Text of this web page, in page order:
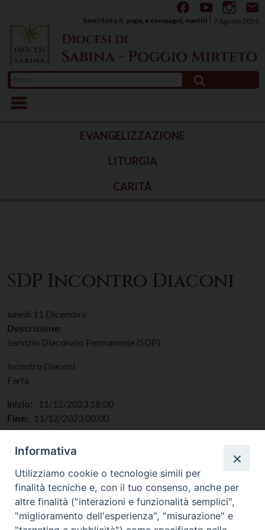
content
7 Agosto 2026
Santi Sisto II, papa, e compagni, martiri
per:
EVANGELIZZAZIONE
LITURGIA
CARITÀ
SDP Incontro Diaconi
lunedì 11 Dicembre
Descrizione:
Servizio Diaconato Permanente (SDP)
Incontro Diaconi
Farfa
Inizio:
11/12/2023 18:00
Fine:
11/12/2023 00:00
Categorie: Altro
Regione: Lazio
Informativa
Utilizziamo cookie o tecnologie simili per
finalità tecniche e, con il tuo consenso, anche per
altre finalità ("interazioni e funzionalità semplici",
"miglioramento dell'esperienza", "misurazione" e